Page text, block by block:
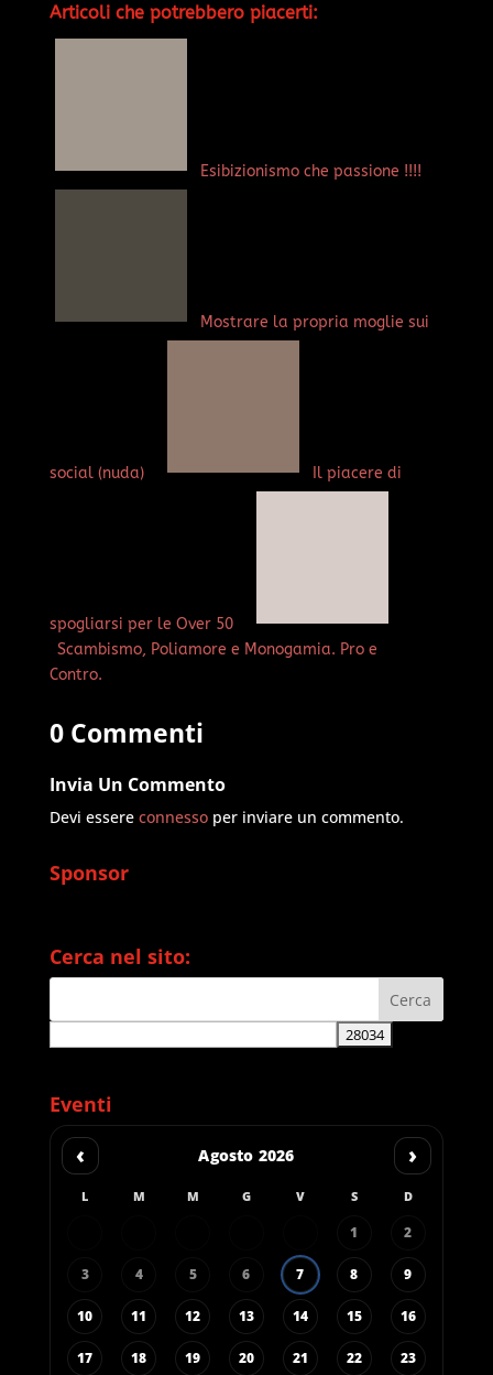
Articoli che potrebbero piacerti:
Esibizionismo che passione !!!!
Mostrare la propria moglie sui
social (nuda) Il piacere di
spogliarsi per le Over 50
Scambismo, Poliamore e Monogamia. Pro e
Contro.
0 Commenti
Invia Un Commento
Devi essere connessoper inviare un commento.
Sponsor
Cerca nel sito:
Eventi
‹ Agosto 2026 ›
L M M G V S D
1 2
3 4 5 6 7 8 9
10 11 12 13 14 15 16
17 18 19 20 21 22 23